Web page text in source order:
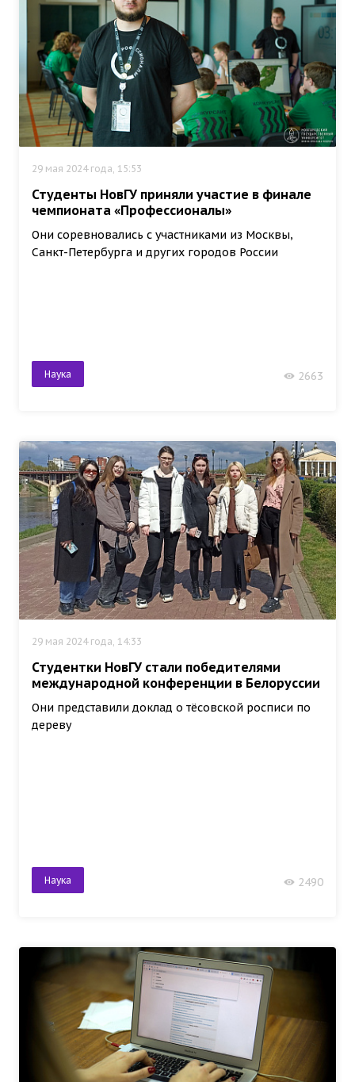
29 мая 2024 года, 15:53
Студенты НовГУ приняли участие в финале
чемпионата «Профессионалы»
Они соревновались с участниками из Москвы,
Санкт-Петербурга и других городов России
Наука 2663
29 мая 2024 года, 14:33
Студентки НовГУ стали победителями
международной конференции в Белоруссии
Они представили доклад о тёсовской росписи по
дереву
Наука 2490